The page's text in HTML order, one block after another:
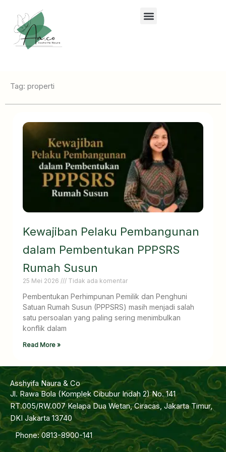
konten
Tag: properti
Kewajiban Pelaku Pembangunan
dalam Pembentukan PPPSRS
Rumah Susun
25 Mei 2026 Tidak ada komentar
Pembentukan Perhimpunan Pemilik dan Penghuni
Satuan Rumah Susun (PPPSRS) masih menjadi salah
satu persoalan yang paling sering menimbulkan
konflik dalam
Read More »
Asshyifa Naura & Co
Jl. Rawa Bola (Komplek Cibubur Indah 2) No. 141
RT.005/RW.007 Kelapa Dua Wetan, Ciracas, Jakarta Timur,
DKI Jakarta 13740
Phone: 0813-8900-141